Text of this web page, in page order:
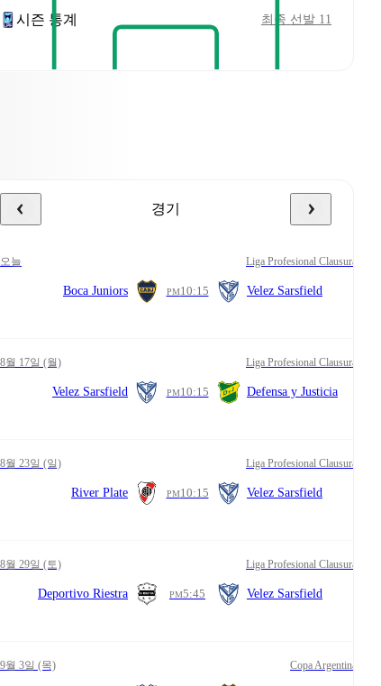
시즌 통계 최종 선발 11
경기
오늘 Liga Profesional Clausura
Boca Juniors PM10:15 Velez Sarsfield
8월 17일 (월) Liga Profesional Clausura
Velez Sarsfield PM10:15 Defensa y Justicia
8월 23일 (일) Liga Profesional Clausura
River Plate PM10:15 Velez Sarsfield
8월 29일 (토) Liga Profesional Clausura
Deportivo Riestra PM5:45 Velez Sarsfield
9월 3일 (목) Copa Argentina